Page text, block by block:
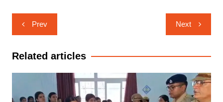
Post
navigation
Prev Next
Related articles